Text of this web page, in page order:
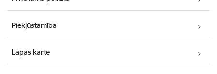
Piekļūstamība
Lapas karte